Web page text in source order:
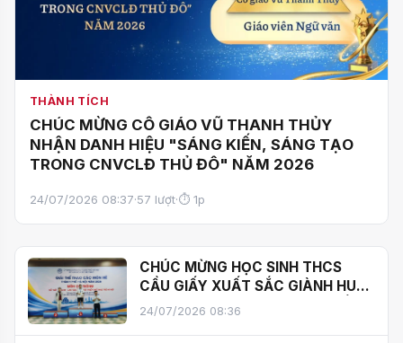
THÀNH TÍCH
CHÚC MỪNG CÔ GIÁO VŨ THANH THỦY
NHẬN DANH HIỆU "SÁNG KIẾN, SÁNG TẠO
TRONG CNVCLĐ THỦ ĐÔ" NĂM 2026
24/07/2026 08:37·57 lượt·⏱ 1p
CHÚC MỪNG HỌC SINH THCS
CẦU GIẤY XUẤT SẮC GIÀNH HUY
CHƯƠNG VÀNG CỜ TƯỚNG CẤP
24/07/2026 08:36